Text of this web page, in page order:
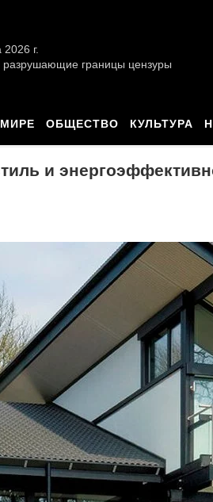
2026 г.
разрушающие границы цензуры
ОБЩЕСТВО КУЛЬТУРА
и